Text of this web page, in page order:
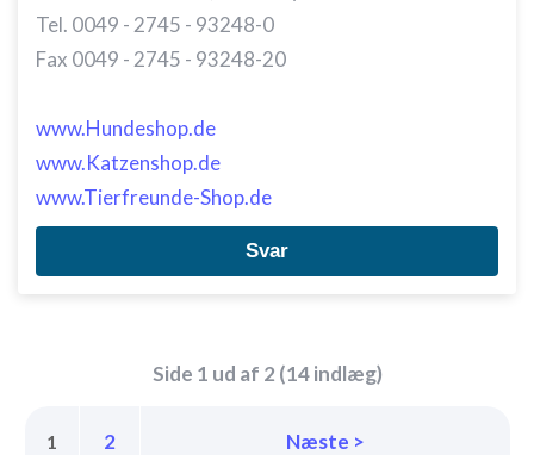
Tel. 0049 - 2745 - 93248-0
Fax 0049 - 2745 - 93248-20
www.Hundeshop.de
www.Katzenshop.de
www.Tierfreunde-Shop.de
Svar
Side 1 ud af 2 (14 indlæg)
1 2 Næste >